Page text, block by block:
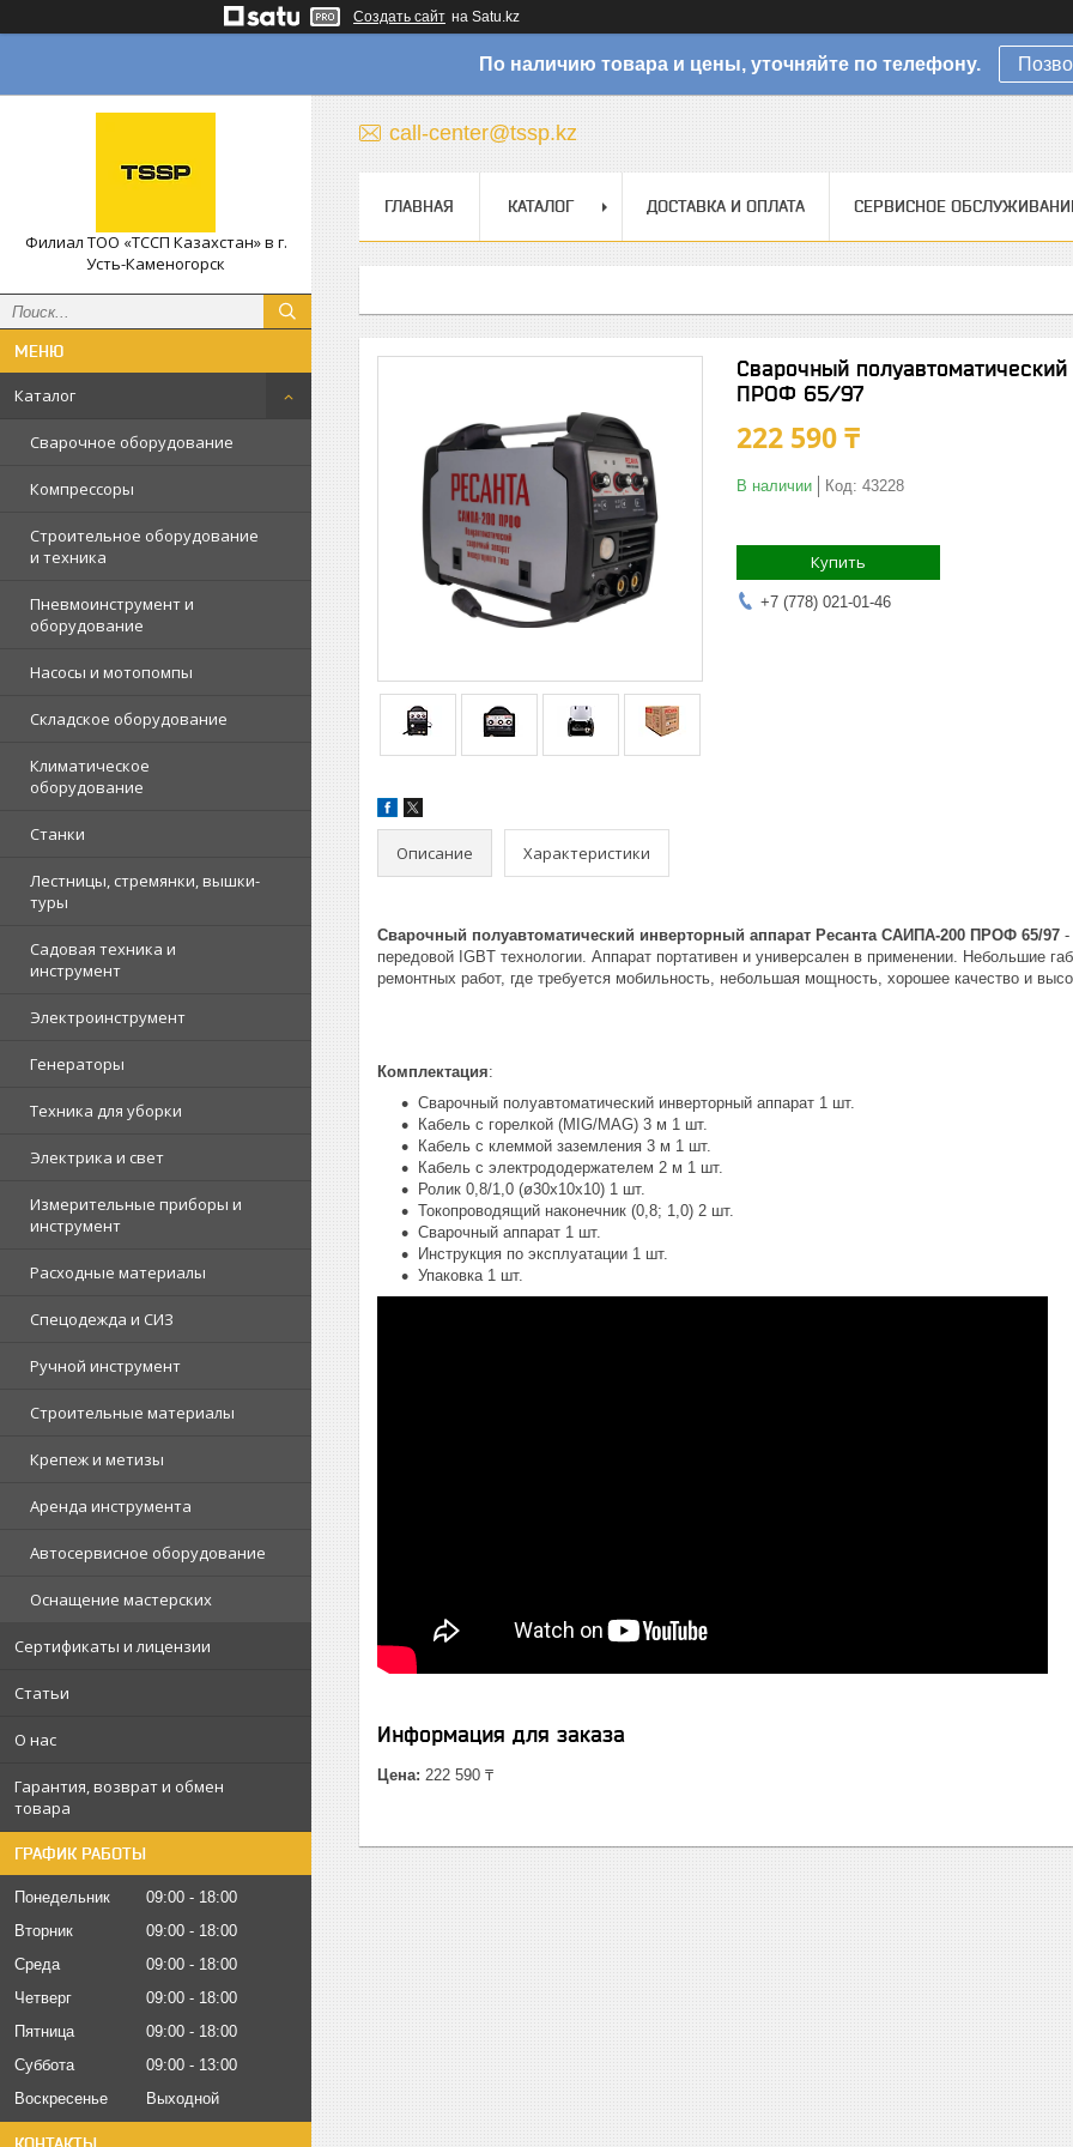
Создать сайт на Satu.kz
По наличию товара и цены, уточняйте по телефону.
Филиал ТОО «ТССП Казахстан» в г.
Усть-Каменогорск
Каталог
Сварочное оборудование
Компрессоры
Строительное оборудование
и техника
Пневмоинструмент и
оборудование
Насосы и мотопомпы
Складское оборудование
Климатическое
оборудование
Станки
Лестницы, стремянки, вышки-
туры
Садовая техника и
инструмент
Электроинструмент
Генераторы
Техника для уборки
Электрика и свет
Измерительные приборы и
инструмент
Расходные материалы
Спецодежда и СИЗ
Ручной инструмент
Строительные материалы
Крепеж и метизы
Аренда инструмента
Автосервисное оборудование
Оснащение мастерских
Сертификаты и лицензии
Статьи
О нас
Гарантия, возврат и обмен
товара
ГРАФИК РАБОТЫ
Понедельник 09:00
18:00
Вторник
09:00
18:00
Среда
09:00
18:00
Четверг
09:00
18:00
Пятница
09:00
18:00
Суббота
09:00
13:00
Воскресенье
Выходной
call-center@tssp.kz
ГЛАВНАЯ КАТАЛОГ ДОСТАВКА И ОПЛАТА СЕРВИСНОЕ
Сварочный
ПРОФ 65/97
222 590 ₸
В наличии Код: 43228
Купить
+7 (778) 021-01-46
Описание Характеристики
Сварочный полуавтоматический инверторный аппарат Ресанта САИПА-200 ПРОФ 65/97 -
передовой IGBT технологии. Аппарат портативен и универсален в применении. Небольшие
ремонтных работ, где требуется мобильность, небольшая мощность, хорошее качество и
Комплектация:
Сварочный полуавтоматический инверторный аппарат 1 шт.
Кабель с горелкой (MIG/MAG) 3 м 1 шт.
Кабель с клеммой заземления 3 м 1 шт.
Кабель с электрододержателем 2 м 1 шт.
Ролик 0,8/1,0 (ø30х10х10) 1 шт.
Токопроводящий наконечник (0,8; 1,0) 2 шт.
Сварочный аппарат 1 шт.
Инструкция по эксплуатации 1 шт.
Упаковка 1 шт.
Информация для заказа
Цена: 222 590 ₸